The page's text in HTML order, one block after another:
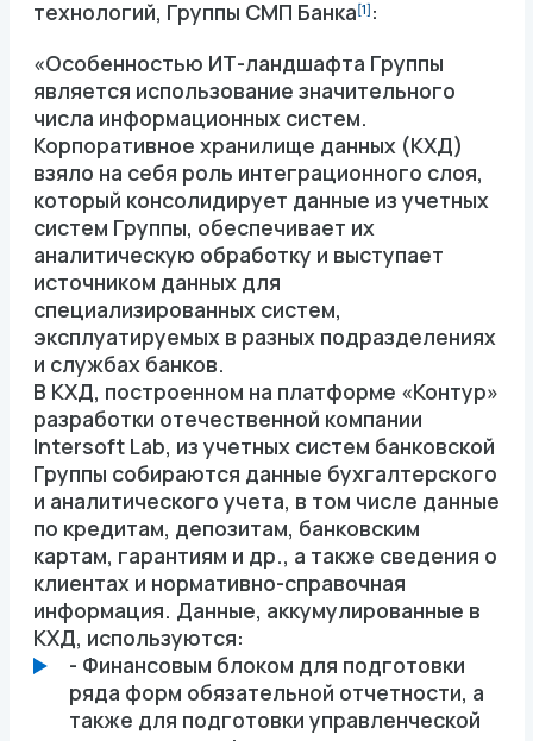
технологий, Группы СМП Банка [1] :
«Особенностью ИТ-ландшафта Группы
является использование значительного
числа информационных систем.
Корпоративное хранилище данных (КХД)
взяло на себя роль интеграционного слоя,
который консолидирует данные из учетных
систем Группы, обеспечивает их
аналитическую обработку и выступает
источником данных для
специализированных систем,
эксплуатируемых в разных подразделениях
и службах банков.
В КХД, построенном на платформе «Контур»
разработки отечественной компании
Intersoft Lab, из учетных систем банковской
Группы собираются данные бухгалтерского
и аналитического учета, в том числе данные
по кредитам, депозитам, банковским
картам, гарантиям и др., а также сведения о
клиентах и нормативно-справочная
информация. Данные, аккумулированные в
КХД, используются:
- Финансовым блоком для подготовки
ряда форм обязательной отчетности, а
также для подготовки управленческой